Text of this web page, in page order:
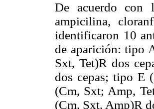
De acuerdo con
ampicilina,
identificaron 10
de aparición: tipo
Sxt, Tet)R dos
dos cepas; tipo E
(Cm, Sxt; Amp,
(Cm, Sxt, Amp)R